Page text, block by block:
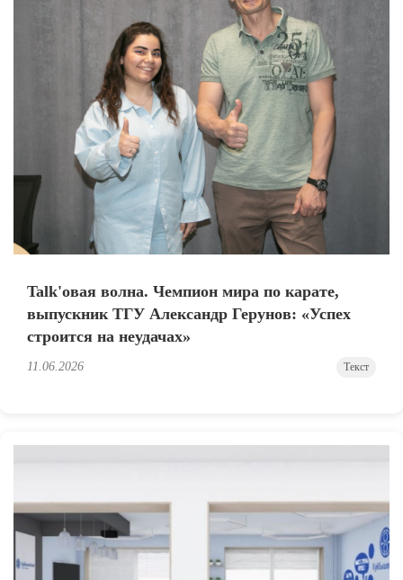
Talk'овая волна. Чемпион мира по карате,
выпускник ТГУ Александр Герунов: «Успех
строится на неудачах»
11.06.2026 Текст